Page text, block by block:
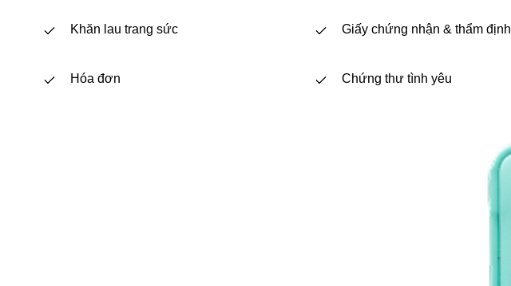
Khăn lau trang sức
Hóa đơn
Giấy chứng nhận & thẩm định
Chứng thư tình yêu